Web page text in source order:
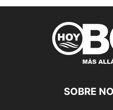
SOBRE